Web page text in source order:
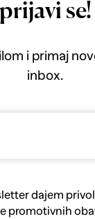
prijavi se!
i primaj
inbox.
dajem
promotivnih